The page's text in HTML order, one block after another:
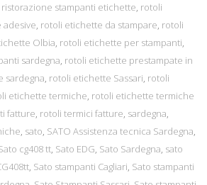
ristorazione stampanti etichette, rotoli
, rotoli etichette da stampare, rotoli
Olbia, rotoli etichette per stampanti,
sardegna, rotoli etichette prestampate in
sardegna, rotoli etichette Sassari, rotoli
etichette termiche, rotoli etichette termiche
fatture, rotoli termici fatture, sardegna,
, sato, SATO Assistenza tecnica Sardegna,
cg408 tt, Sato EDG, Sato Sardegna, sato
, Sato stampanti Cagliari, Sato stampanti